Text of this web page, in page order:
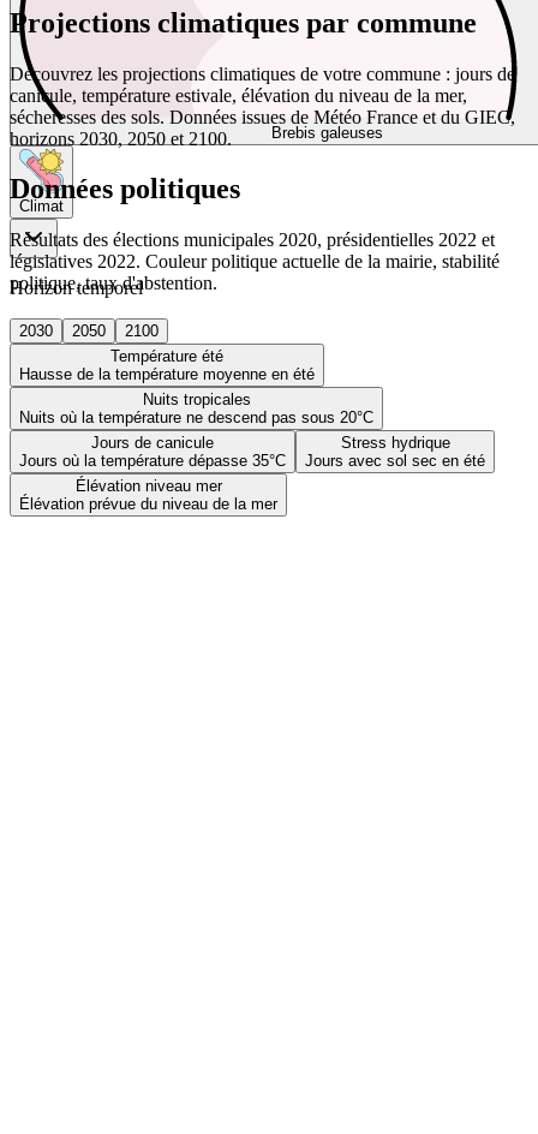
Brebis galeuses
Climat
Horizon temporel
2030 2050
2100
Température été
Hausse de la température moyenne en été
Nuits tropicales
Nuits où la température ne descend pas sous 20°C
Jours de canicule
Jours où la température dépasse 35°C
Stress hydrique
Jours avec sol sec en été
Élévation niveau mer
Élévation prévue du niveau de la mer
Projections climatiques par commune
Découvrez les projections climatiques de votre commune : jours de
canicule, température estivale, élévation du niveau de la mer,
sécheresses des sols. Données issues de Météo France et du GIEC,
horizons 2030, 2050 et 2100.
Données politiques
Résultats des élections municipales 2020, présidentielles 2022 et
législatives 2022. Couleur politique actuelle de la mairie, stabilité
politique, taux d'abstention.